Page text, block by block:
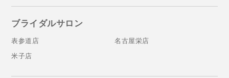
ブライダルサロン
表参道店
名古屋栄店
米子店